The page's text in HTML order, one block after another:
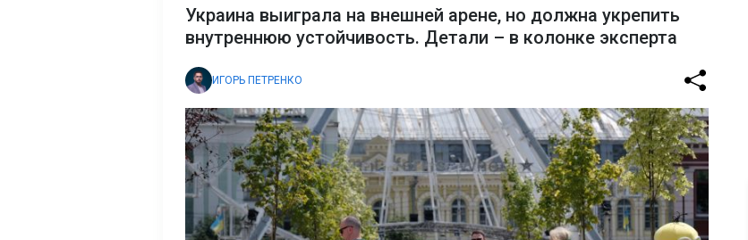
Украина выиграла на внешней арене, но должна укрепить
внутреннюю устойчивость. Детали – в колонке эксперта
ИГОРЬ ПЕТРЕНКО